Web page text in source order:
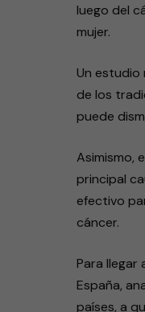
luego del
mujer.
Un estudio
de los
puede
Asimismo,
principal
efectivo
cáncer.
Para llegar
España,
países, a